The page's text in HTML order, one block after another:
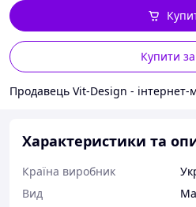
Купити
Характеристики та
Країна виробник
Вид